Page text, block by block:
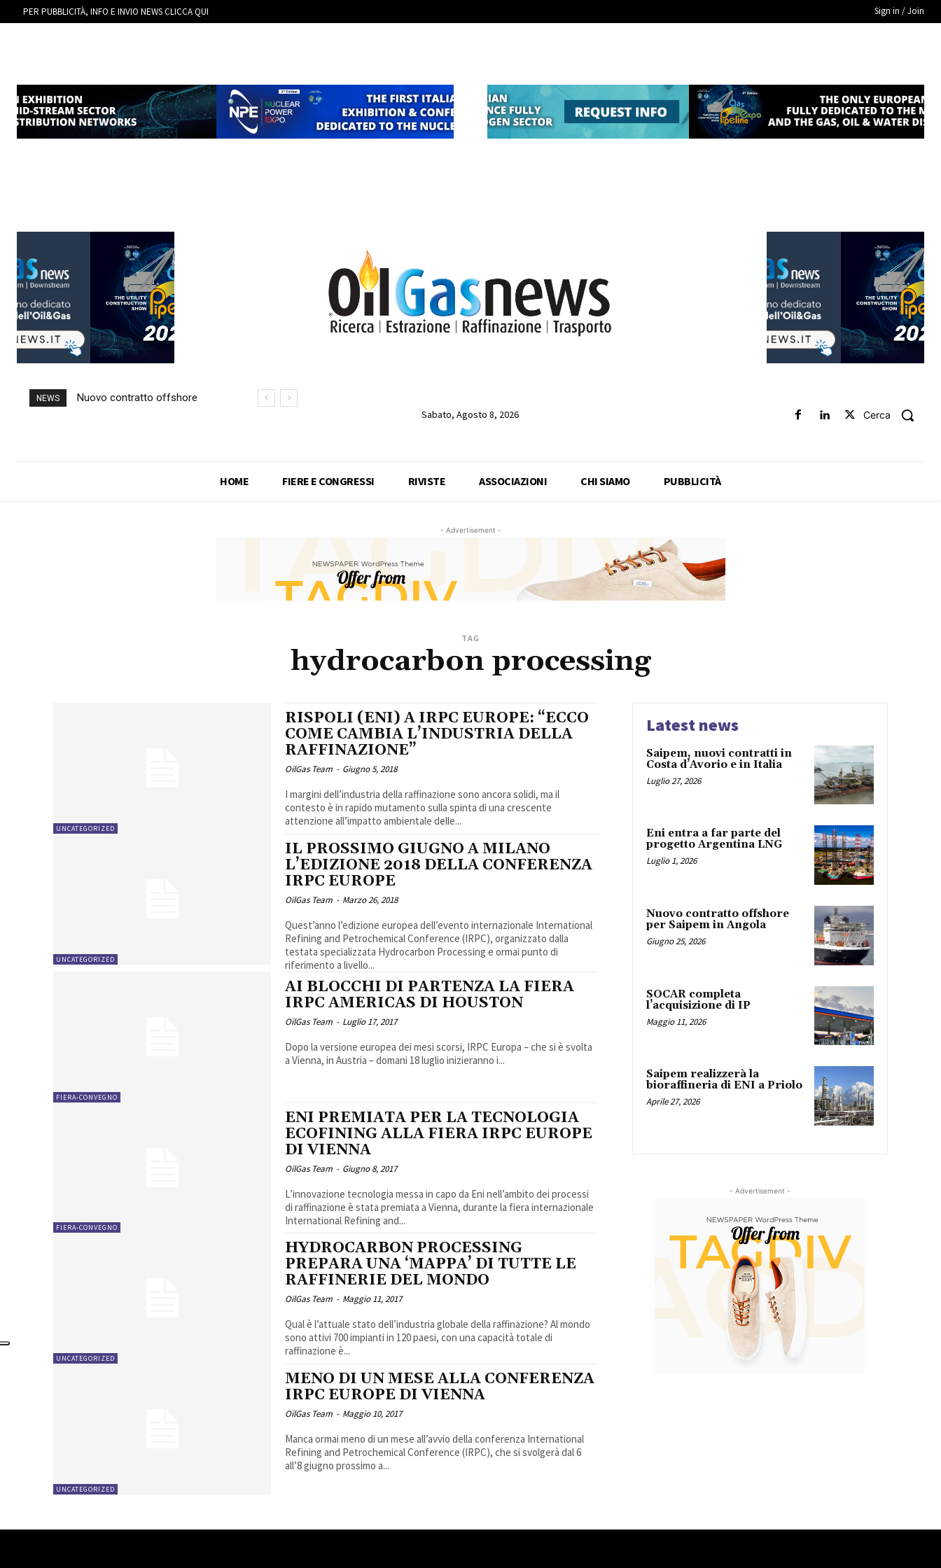
PER PUBBLICITÀ, INFO E INVIO NEWS CLICCA QUI Sign in / Join
NEWS
Nuovo contratto offshore
Sabato, Agosto 8, 2026 Cerca
HOME FIERE E CONGRESSI RIVISTE ASSOCIAZIONI CHI SIAMO PUBBLICITÀ
- Advertisement -
TAG
hydrocarbon processing
UNCATEGORIZED
RISPOLI (ENI) A IRPC EUROPE: “ECCO
COME CAMBIA L’INDUSTRIA DELLA
RAFFINAZIONE”
OilGas Team - Giugno 5, 2018
I margini dell’industria della raffinazione sono ancora solidi, ma il
contesto è in rapido mutamento sulla spinta di una crescente
attenzione all’impatto ambientale delle...
UNCATEGORIZED
IL PROSSIMO GIUGNO A MILANO
L’EDIZIONE 2018 DELLA CONFERENZA
IRPC EUROPE
OilGas Team - Marzo 26, 2018
Quest’anno l’edizione europea dell’evento internazionale International
Refining and Petrochemical Conference (IRPC), organizzato dalla
testata specializzata Hydrocarbon Processing e ormai punto di
riferimento a livello...
FIERA-CONVEGNO
AI BLOCCHI DI PARTENZA LA FIERA
IRPC AMERICAS DI HOUSTON
OilGas Team - Luglio 17, 2017
Dopo la versione europea dei mesi scorsi, IRPC Europa – che si è svolta
a Vienna, in Austria – domani 18 luglio inizieranno i...
FIERA-CONVEGNO
ENI PREMIATA PER LA TECNOLOGIA
ECOFINING ALLA FIERA IRPC EUROPE
DI VIENNA
OilGas Team - Giugno 8, 2017
L’innovazione tecnologia messa in capo da Eni nell’ambito dei processi
di raffinazione è stata premiata a Vienna, durante la fiera internazionale
International Refining and...
UNCATEGORIZED
HYDROCARBON PROCESSING
PREPARA UNA ‘MAPPA’ DI TUTTE LE
RAFFINERIE DEL MONDO
OilGas Team - Maggio 11, 2017
Qual è l’attuale stato dell’industria globale della raffinazione? Al mondo
sono attivi 700 impianti in 120 paesi, con una capacità totale di
raffinazione è...
UNCATEGORIZED
MENO DI UN MESE ALLA CONFERENZA
IRPC EUROPE DI VIENNA
OilGas Team - Maggio 10, 2017
Manca ormai meno di un mese all’avvio della conferenza International
Refining and Petrochemical Conference (IRPC), che si svolgerà dal 6
all’8 giugno prossimo a...
Latest news
Saipem, nuovi contratti in
Costa d’Avorio e in Italia
Luglio 27, 2026
Eni entra a far parte del
progetto Argentina LNG
Luglio 1, 2026
Nuovo contratto offshore
per Saipem in Angola
Giugno 25, 2026
SOCAR completa
l’acquisizione di IP
Maggio 11, 2026
Saipem realizzerà la
bioraffineria di ENI a Priolo
Aprile 27, 2026
- Advertisement -